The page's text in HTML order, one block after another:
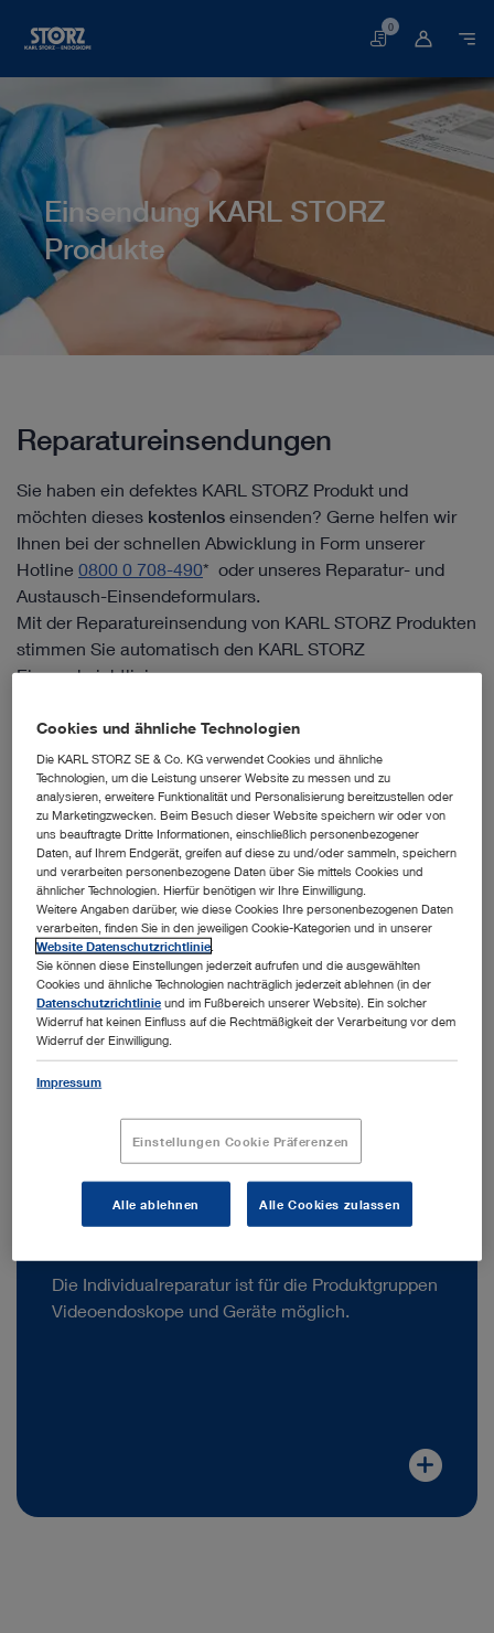
Warenkorb
0
Einsendung KARL STORZ
Produkte
Reparatureinsendungen
Sie haben ein defektes KARL STORZ Produkt und
möchten dieses kostenlos einsenden? Gerne helfen wir
Ihnen bei der schnellen Abwicklung in Form unserer
Hotline 0800 0 708-490* oder unseres Reparatur- und
Austausch-Einsendeformulars.
Mit der Reparatureinsendung von KARL STORZ Produkten
stimmen Sie automatisch den KARL STORZ
Einsenderichtlinien zu.
Online-Formular für Reparatur- und
Austausch-Einsendung
Reparatur im Austauschverfahren
Die Reparatur im Austauschverfahren ist für die
Produktgruppen starre Endoskope, flexible
Endoskope, Videoendoskope, Instrumente,
Lichtkabel, Lichtquellen, Insufflatoren, Kameras,
Monitore und weitere Geräte möglich.
Die Individualreparatur ist für die Produktgruppen
Videoendoskope und Geräte möglich.
Cookies und ähnliche Technologien
Die KARL STORZ SE & Co. KG verwendet Cookies und ähnliche
Technologien, um die Leistung unserer Website zu messen und zu
analysieren, erweitere Funktionalität und Personalisierung bereitzustellen oder
zu Marketingzwecken. Beim Besuch dieser Website speichern wir oder von
uns beauftragte Dritte Informationen, einschließlich personenbezogener
Daten, auf Ihrem Endgerät, greifen auf diese zu und/oder sammeln, speichern
und verarbeiten personenbezogene Daten über Sie mittels Cookies und
ähnlicher Technologien. Hierfür benötigen wir Ihre Einwilligung.
Weitere Angaben darüber, wie diese Cookies Ihre personenbezogenen Daten
verarbeiten, finden Sie in den jeweiligen Cookie-Kategorien und in unserer
Website Datenschutzrichtlinie
Sie können diese Einstellungen jederzeit aufrufen und die ausgewählten
Cookies und ähnliche Technologien nachträglich jederzeit ablehnen (in der
Datenschutzrichtlinie und im Fußbereich unserer Website). Ein solcher
Widerruf hat keinen Einfluss auf die Rechtmäßigkeit der Verarbeitung vor dem
Widerruf der Einwilligung.
Impressum
Einstellungen Cookie Präferenzen
Alle ablehnen Alle Cookies zulassen